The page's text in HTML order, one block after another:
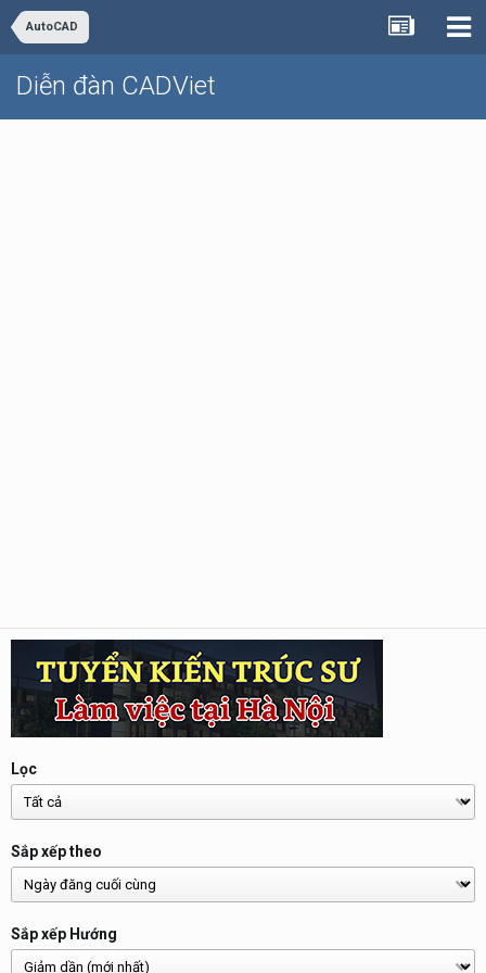
AutoCAD
Diễn đàn CADViet
Lọc
Sắp xếp theo
Sắp xếp Hướng